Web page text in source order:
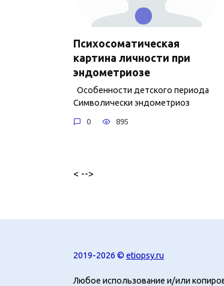
Психосоматическая
картина личности при
эндометриозе
Особенности детского периода
Символически эндометриоз
0 895
< -->
2019-2026 © etiopsy.ru
Любое использование и/или